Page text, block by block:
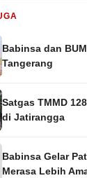
Babinsa dan
Tangerang
Satgas TMMD
di Jatirangga
Babinsa Gelar
Merasa Lebih